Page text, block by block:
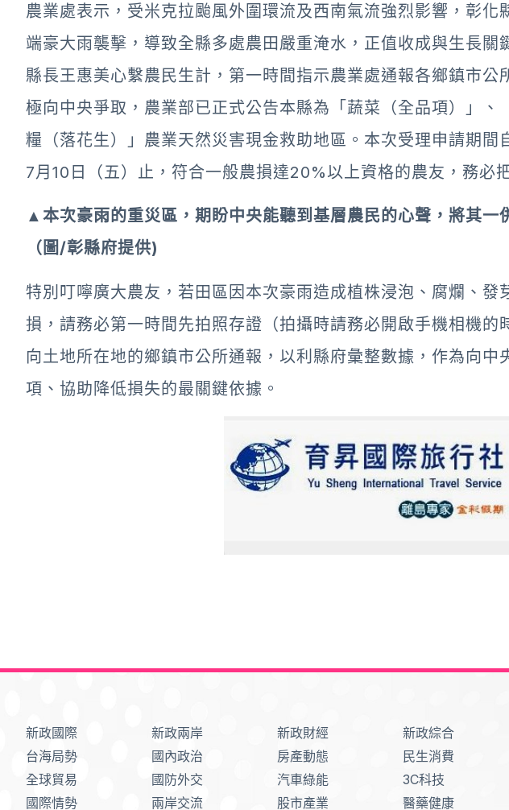
農業處表示，受米克拉颱風外圍環流及西南氣流強烈影響，彰化
端豪大雨襲擊，導致全縣多處農田嚴重淹水，正值收成與生長關
縣長王惠美心繫農民生計，第一時間指示農業處通報各鄉鎮市公
極向中央爭取，農業部已正式公告本縣為「蔬菜（全品項）」、
糧（落花生）」農業天然災害現金救助地區。本次受理申請期間
7月10日（五）止，符合一般農損達20%以上資格的農友，務必
▲本次豪雨的重災區，期盼中央能聽到基層農民的心聲，將其一
（圖/彰縣府提供)
特別叮嚀廣大農友，若田區因本次豪雨造成植株浸泡、腐爛、發
損，請務必第一時間先拍照存證（拍攝時請務必開啟手機相機的
向土地所在地的鄉鎮市公所通報，以利縣府彙整數據，作為向中
項、協助降低損失的最關鍵依據。
新政國際
台海局勢
全球貿易
國際情勢
新政兩岸
國內政治
國防外交
兩岸交流
新政財經
房產動態
汽車綠能
股市產業
新政綜合
民生消費
3C科技
醫藥健康